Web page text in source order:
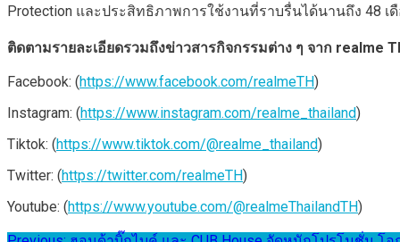
Protection และประสิทธิภาพการใช้งานที่ราบรื่นได้นานถึง 48
ติดตามรายละเอียดรวมถึงข่าวสารกิจกรรมต่าง ๆ จาก realme
Facebook: (https://www.facebook.com/realmeTH)
Instagram: (https://www.instagram.com/realme_thailand)
Tiktok: (https://www.tiktok.com/@realme_thailand)
Twitter: (https://twitter.com/realmeTH)
Youtube: (https://www.youtube.com/@realmeThailandTH)